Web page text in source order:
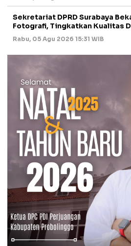
Sekretariat DPRD Surabaya
Fotografi, Tingkatkan Kualitas
Rabu, 05 Agu 2026 15:31 WIB